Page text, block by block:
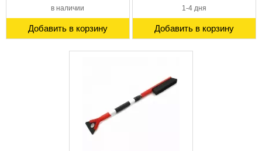
в наличии
Добавить в корзину
1-4 дня
Добавить в корзину